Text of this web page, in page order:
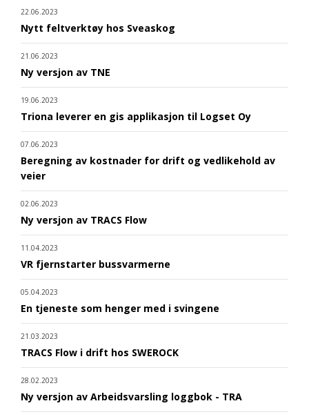
22.06.2023
Nytt feltverktøy hos Sveaskog
21.06.2023
Ny versjon av TNE
19.06.2023
Triona leverer en gis applikasjon til Logset Oy
07.06.2023
Beregning av kostnader for drift og vedlikehold av
veier
02.06.2023
Ny versjon av TRACS Flow
11.04.2023
VR fjernstarter bussvarmerne
05.04.2023
En tjeneste som henger med i svingene
21.03.2023
TRACS Flow i drift hos SWEROCK
28.02.2023
Ny versjon av Arbeidsvarsling loggbok - TRA